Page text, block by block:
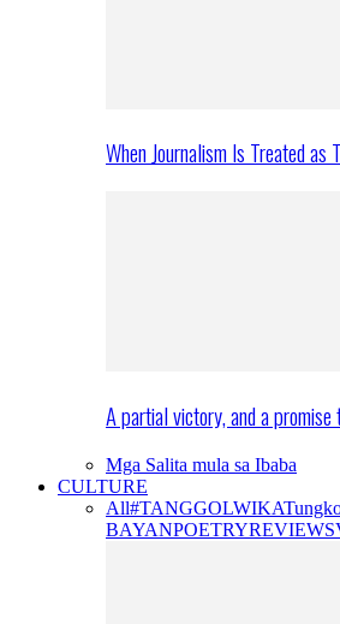
When Journalism Is Treated as
A partial victory, and a
Mga Salita mula sa Ibaba
CULTURE
All#TANGGOLWIKA
BAYANPOETRYREVIEWS